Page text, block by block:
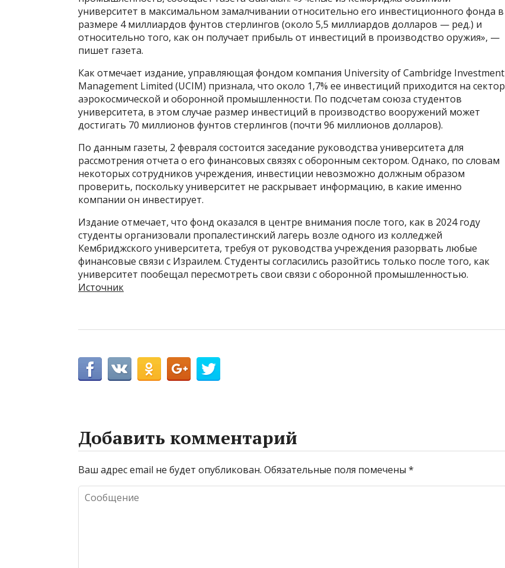
университет в максимальном замалчивании относительно его инвестиционного фонда в
размере 4 миллиардов фунтов стерлингов (около 5,5 миллиардов долларов — ред.) и
относительно того, как он получает прибыль от инвестиций в производство оружия», —
пишет газета.
Как отмечает издание, управляющая фондом компания University of Cambridge Investment
Management Limited (UCIM) признала, что около 1,7% ее инвестиций приходится на сектор
аэрокосмической и оборонной промышленности. По подсчетам союза студентов
университета, в этом случае размер инвестиций в производство вооружений может
достигать 70 миллионов фунтов стерлингов (почти 96 миллионов долларов).
По данным газеты, 2 февраля состоится заседание руководства университета для
рассмотрения отчета о его финансовых связях с оборонным сектором. Однако, по словам
некоторых сотрудников учреждения, инвестиции невозможно должным образом
проверить, поскольку университет не раскрывает информацию, в какие именно
компании он инвестирует.
Издание отмечает, что фонд оказался в центре внимания после того, как в 2024 году
студенты организовали пропалестинский лагерь возле одного из колледжей
Кембриджского университета, требуя от руководства учреждения разорвать любые
финансовые связи с Израилем. Студенты согласились разойтись только после того, как
университет пообещал пересмотреть свои связи с оборонной промышленностью.
Источник
Добавить комментарий
Ваш адрес email не будет опубликован. Обязательные поля помечены *